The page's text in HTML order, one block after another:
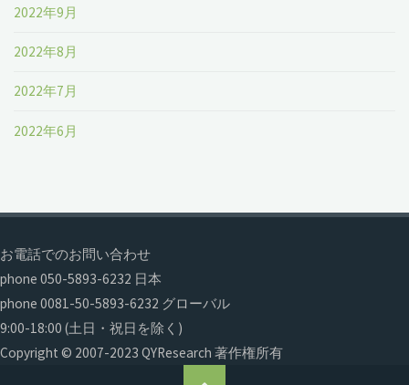
2022年9月
2022年8月
2022年7月
2022年6月
お電話でのお問い合わせ
phone 050-5893-6232 日本
phone 0081-50-5893-6232 グローバル
9:00-18:00 (土日・祝日を除く)
Copyright © 2007-2023 QYResearch 著作権所有